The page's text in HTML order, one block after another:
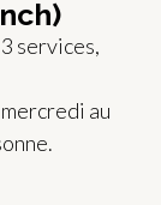
services,
au